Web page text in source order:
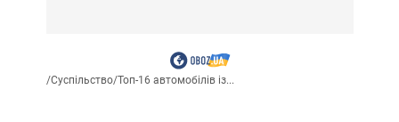
/Суспільство/Топ-16 автомобілів із...